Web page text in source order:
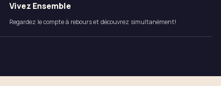
Vivez Ensemble
Regardez le compte à rebours et découvrez simultanément!